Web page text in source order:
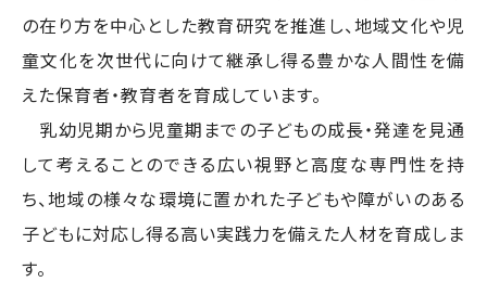
の在り方を中心とした教育研究を推進し、地域文化や児
童文化を次世代に向けて継承し得る豊かな人間性を備
えた保育者・教育者を育成しています。
乳幼児期から児童期までの子どもの成長・発達を見通
して考えることのできる広い視野と高度な専門性を持
ち、地域の様々な環境に置かれた子どもや障がいのある
子どもに対応し得る高い実践力を備えた人材を育成しま
す。